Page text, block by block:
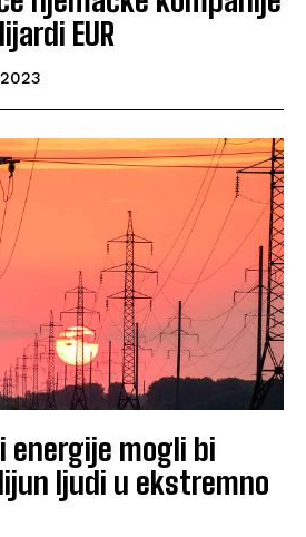
EUR
energije mogli bi
ljudi u ekstremno